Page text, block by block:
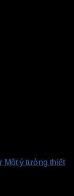
Một ý tưởng thiết